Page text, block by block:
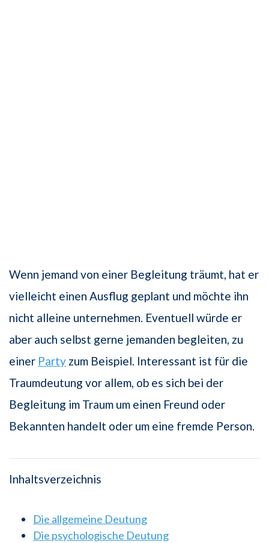
Wenn jemand von einer Begleitung träumt, hat er
vielleicht einen Ausflug geplant und möchte ihn
nicht alleine unternehmen. Eventuell würde er
aber auch selbst gerne jemanden begleiten, zu
einer Party zum Beispiel. Interessant ist für die
Traumdeutung vor allem, ob es sich bei der
Begleitung im Traum um einen Freund oder
Bekannten handelt oder um eine fremde Person.
Inhaltsverzeichnis
Die allgemeine Deutung
Die psychologische Deutung